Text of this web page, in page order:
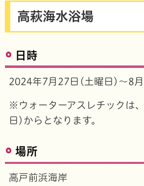
高萩海水浴場
日時
2024年7月27日(土曜日)～8
※ウォーターアスレチックは
日)からとなります。
場所
高戸前浜海岸